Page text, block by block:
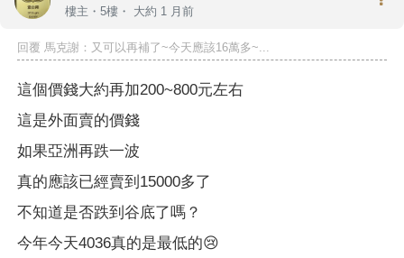
樓主 ・5樓・ 大約 1 月前
回覆 馬克謝：又可以再補了~今天應該16萬多~...
這個價錢大約再加200~800元左右
這是外面賣的價錢
如果亞洲再跌一波
真的應該已經賣到15000多了
不知道是否跌到谷底了嗎？
今年今天4036真的是最低的😢